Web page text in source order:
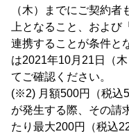
（木）までにご契約
上となること、およ
連携することが条件と
は2021年10月21日（
てご確認ください。
(※2) 月額500円（税込
が発生する際、その請
たり最大200円（税込